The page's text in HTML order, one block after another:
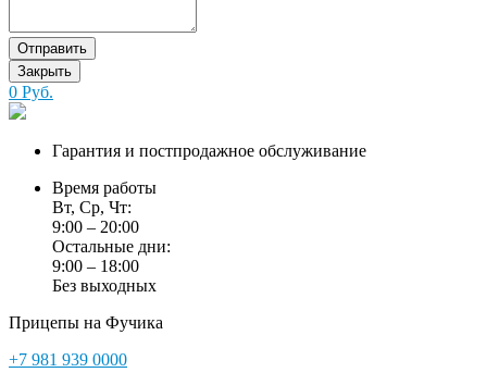
Отправить
Закрыть
0 Руб.
Гарантия и постпродажное обслуживание
Время работы
Вт, Ср, Чт:
9:00 – 20:00
Остальные дни:
9:00 – 18:00
Без выходных
Прицепы на Фучика
+7 981 939 0000